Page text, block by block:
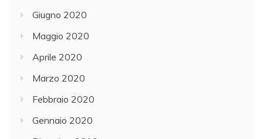
Giugno 2020
Maggio 2020
Aprile 2020
Marzo 2020
Febbraio 2020
Gennaio 2020